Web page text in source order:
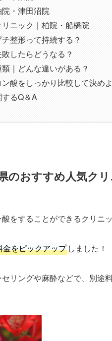
・津田沼院
ニック｜柏院・船橋院
整形って持続する？
したらどうなる？
｜どんな違いがある？
酸をしっかり比較して決めよ
るQ＆A
のおすすめ人気ク
をすることができるクリニ
をピックアップ しました！
リングや麻酔などで、別途